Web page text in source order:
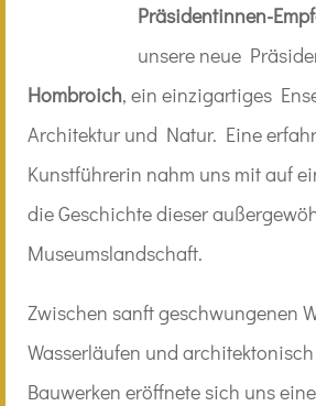
Präsidentinnen-
unsere neue
Hombroich, ein einzigartiges
Architektur und Natur. Eine
Kunstführerin nahm uns mit auf
die Geschichte dieser
Museumslandschaft.
Zwischen sanft geschwungenen
Wasserläufen und
Bauwerken eröffnete sich uns